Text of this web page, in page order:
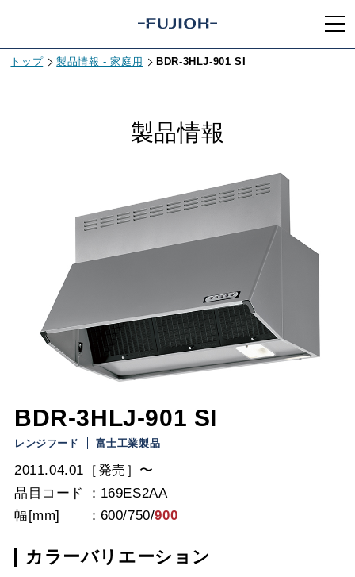
トップ 製品情報 - 家庭用 BDR-3HLJ-901 SI
製品情報
BDR-3HLJ-901 SI
レンジフード 富士工業製品
2011.04.01［発売］〜
品目コード
169ES2AA
幅[mm]
600/750/900
カラーバリエーション